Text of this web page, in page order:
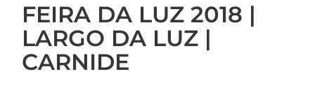
FEIRA DA LUZ 2018 |
LARGO DA LUZ |
CARNIDE